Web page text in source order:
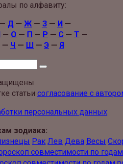
по алфавиту:
— Д — Ж — З — И —
— О — П — Р — С — Т —
— Ч — Ш — Э — Я
статьи согласование с
персональных данных
зодиака:
Рак Лев Дева Весы